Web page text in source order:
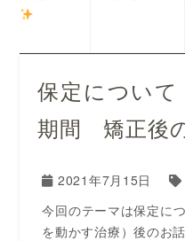
保定につい
期間 矯正後
2021年7月15日
今回のテーマは保定に
を動かす治療）後のお話